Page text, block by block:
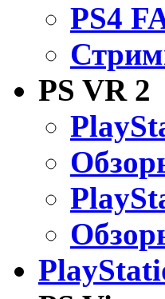
PS4
PS VR 2